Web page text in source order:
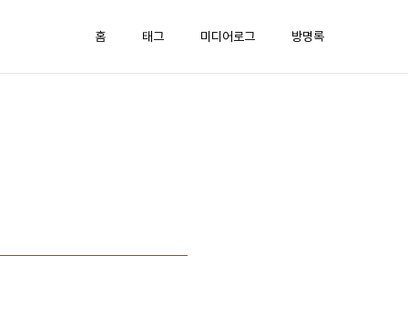
홈 태그 미디어로그 방명록